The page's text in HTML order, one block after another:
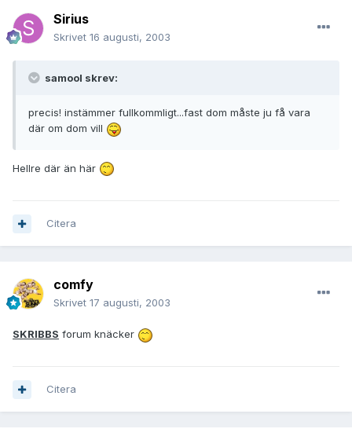
Sirius
Skrivet 16 augusti, 2003
samool skrev:
precis! instämmer fullkommligt...fast dom måste ju få vara
där om dom vill
Hellre där än här
Citera
comfy
Skrivet 17 augusti, 2003
SKRIBBS forum knäcker
Citera